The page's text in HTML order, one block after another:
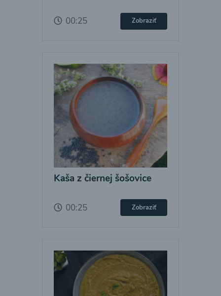
00:25 Zobraziť
Kaša z čiernej šošovice
00:25 Zobraziť